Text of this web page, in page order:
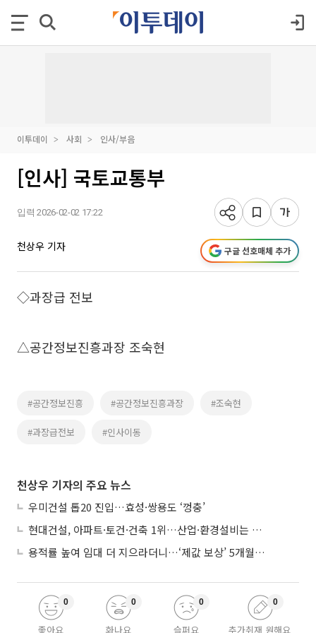
이투데이 사회 인사/부음
[인사] 국토교통부
입력 2026-02-02 17:22
천상우 기자 구글 선호매체 추가
◇과장급 전보
△공간정보진흥과장 조숙현
#공간정보진흥 #공간정보진흥과장 #조숙현
#과장급전보 #인사이동
천상우 기자의 주요 뉴스
우미건설 톱20 진입…효성·쌍용도 ‘껑충’
현대건설, 아파트·토건·건축 1위…산업·환경설비는 삼성E&A
용적률 높여 임대 더 지으라더니…‘제값 보상’ 5개월째 국회에 발목
좋아요
0
화나요
0
슬퍼요
0
추가취재 원해요
0